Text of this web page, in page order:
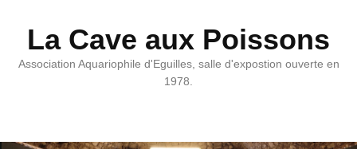
La Cave aux Poissons
Association Aquariophile d'Eguilles, salle d'expostion ouverte en
1978.